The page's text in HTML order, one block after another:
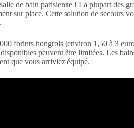
de bain parisienne ! La plupart des
sur place. Cette solution de secours
forints hongrois (environ 1,50 à 3
peuvent être limitées. Les
que vous arriviez équipé.